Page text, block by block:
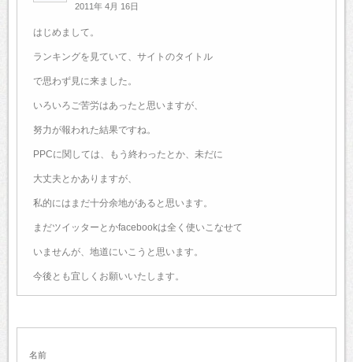
2011年 4月 16日
はじめまして。
ランキングを見ていて、サイトのタイトル
で思わず見に来ました。
いろいろご苦労はあったと思いますが、
努力が報われた結果ですね。
PPCに関しては、もう終わったとか、未だに
大丈夫とかありますが、
私的にはまだ十分余地があると思います。
まだツイッターとかfacebookは全く使いこなせて
いませんが、地道にいこうと思います。
今後とも宜しくお願いいたします。
名前